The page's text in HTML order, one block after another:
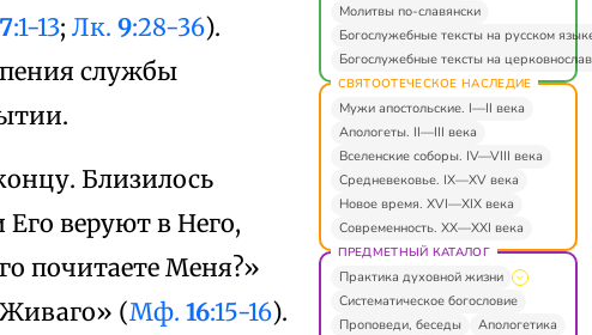
:1-13; Лк. 9:28-36).
службы
Близилось
веруют в Него,
почитаете Меня?»
(Мф. 16:15-16).
Молитвы по-славянски
Богослужебные тексты на русском
Богослужебные тексты на
СВЯТООТЕЧЕСКОЕ НАСЛЕДИЕ
Мужи апостольские. I—II века
Апологеты. II—III века
Вселенские соборы. IV—VIII века
Средневековье. IX—XV века
Новое время. XVI—XIX века
Современность. XX—XXI века
ПРЕДМЕТНЫЙ КАТАЛОГ
Практика духовной жизни
Систематическое богословие
Проповеди, беседы
Апологетика